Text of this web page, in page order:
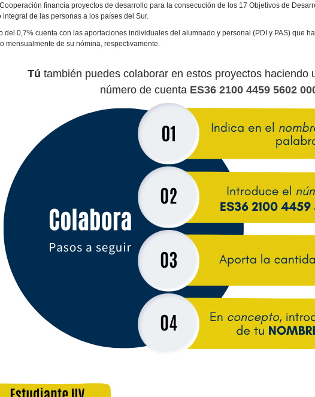
financia proyectos de desarrollo para la consecución de los 17 Objetivos de
integral de las personas a los países del Sur.
del 0,7% cuenta con las aportaciones individuales del alumnado y personal (PDI y PAS) que
mensualmente de su nómina, respectivamente.
Tú también puedes colaborar en estos proyectos haciendo
número de cuenta ES36 2100 4459 5602